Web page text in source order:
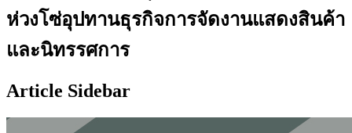
ห่วงโซ่อุปทานธุรกิจการจัดงานแสดงสินค้า
และนิทรรศการ
Article Sidebar